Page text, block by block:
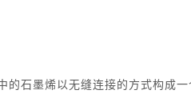
石墨烯以无缝连接的方式构